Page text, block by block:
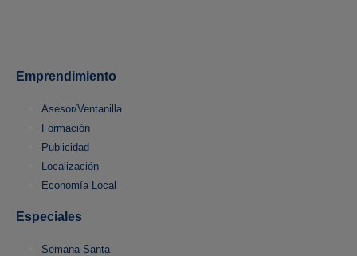
Emprendimiento
Asesor/Ventanilla
Formación
Publicidad
Localización
Economía Local
Especiales
Semana Santa